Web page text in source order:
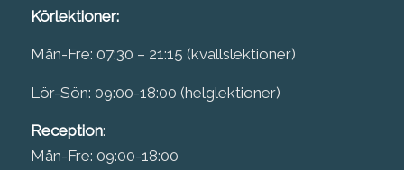
Körlektioner:
Mån-Fre: 07:30 – 21:15 (kvällslektioner)
Lör-Sön: 09:00-18:00 (helglektioner)
Reception:
Mån-Fre: 09:00-18:00